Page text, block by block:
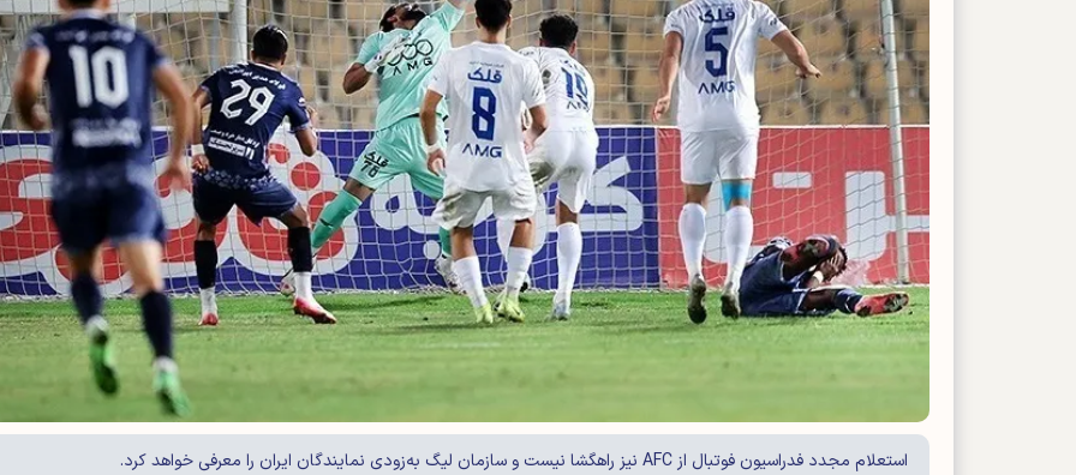
استعلام مجدد فدراسیون فوتبال از AFC نیز راهگشا نیست و سازمان لیگ به‌زودی نمایندگان ایران را معرفی خواهد کرد.